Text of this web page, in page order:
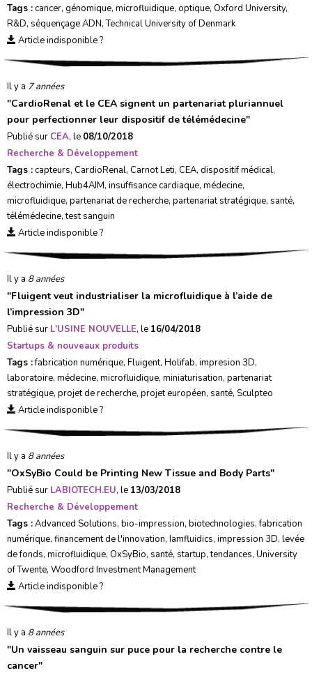
Tags :cancer, génomique, microfluidique, optique, Oxford University,
R&D, séquençage ADN,Technical University of Denmark
Article indisponible ?
Il y a 7 années
"CardioRenal et le CEA signent un partenariat pluriannuel
pour perfectionner leur dispositif de télémédecine"
Publié sur CEA, le 08/10/2018
Recherche & Développement
Tags :capteurs, CardioRenal, Carnot Leti, CEA, dispositif médical,
électrochimie, Hub4AIM, insuffisance cardiaque, médecine,
microfluidique, partenariat de recherche, partenariat stratégique, santé,
télémédecine,test sanguin
Article indisponible ?
Il y a 8 années
"Fluigent veut industrialiser la microfluidique à l’aide de
l’impression 3D"
Publié sur L'USINE NOUVELLE, le 16/04/2018
Startups & nouveaux produits
Tags :fabrication numérique, Fluigent, Holifab, impresion 3D,
laboratoire, médecine, microfluidique, miniaturisation, partenariat
stratégique, projet de recherche, projet européen, santé, Sculpteo
Article indisponible ?
Il y a 8 années
"OxSyBio Could be Printing New Tissue and Body Parts"
Publié sur LABIOTECH.EU, le 13/03/2018
Recherche & Développement
Tags :Advanced Solutions, bio-impression, biotechnologies,fabrication
numérique, financement de l'innovation, Iamfluidics, impression 3D, levée
de fonds, microfluidique, OxSyBio, santé, startup,tendances, University
of Twente, Woodford Investment Management
Article indisponible ?
Il y a 8 années
"Un vaisseau sanguin sur puce pour la recherche contre le
cancer"